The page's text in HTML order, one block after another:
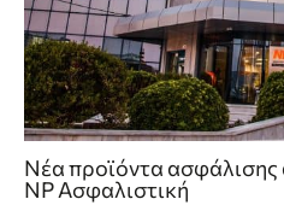
Νέα προϊόντα ασφάλισης
NP Ασφαλιστική